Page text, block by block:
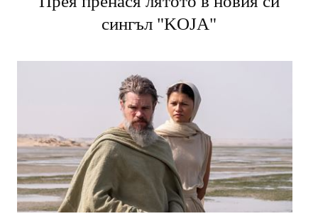
сингъл "KOJA"